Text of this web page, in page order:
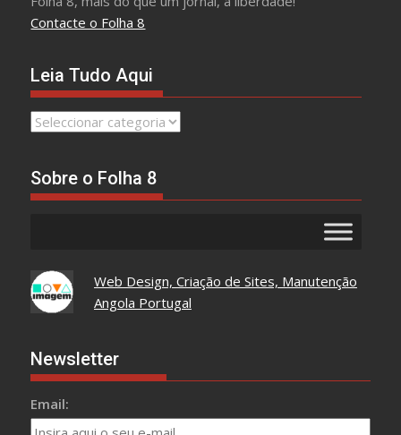
Contacte o Folha 8
Leia Tudo Aqui
Leia
Sobre o Folha 8
Web Design, Criação de Sites, Manutenção
Angola Portugal
Newsletter
Email: